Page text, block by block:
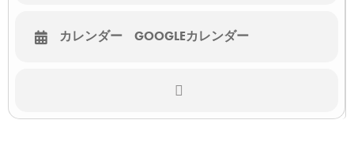
カレンダー GOOGLEカレンダー